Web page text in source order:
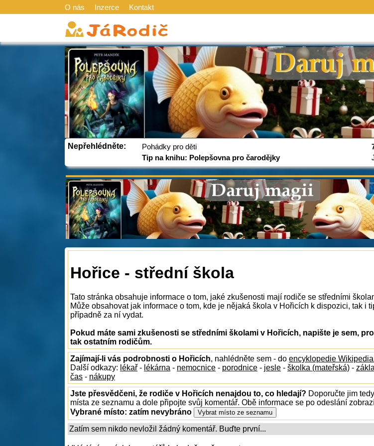
O nás Inzerce Kontakt
Nepřehlédněte:
Pohádky pro děti
Tip na knihu: Polepšovna pro čarodějky
Hořice - střední škola
Tato stránka obsahuje informace o tom, jaké zkušenosti mají rodiče se středními
Může obsahovat jak informace o tom, kde je nějaká škola v Hořicích k dispozici, tak i
případně za ní vydat.
Pokud máte sami zkušenosti se středními školami v Hořicích, napište je sem,
tak ostatním rodičům.
Zajímají-li vás podrobnosti o Hořicích, nahlédněte sem - do encyklopedie
Další odkazy: lékař - lékárna - nemocnice - porodnice - jesle - školka (mateřská) -
čas - nákupy
Jste přesvědčeni, že rodiče v Hořicích nenajdou to, co hledají? Doporučte jim
místa ze seznamu a dole připojte svůj komentář. Obě informace se po odeslání
Vybrané místo: zatím nevybráno
Zatím sem nikdo nevložil žádný komentář. Buďte první...